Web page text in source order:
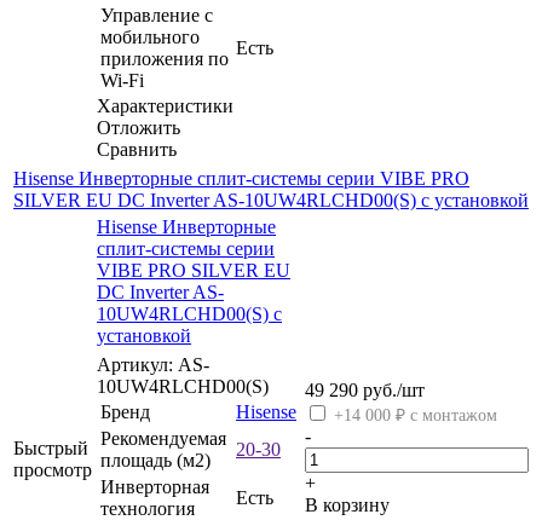
Управление c
мобильного
приложения по
Wi-Fi
Есть
Характеристики
Отложить
Сравнить
Hisense Инверторные сплит-системы серии VIBE PRO
SILVER EU DC Inverter AS-10UW4RLCHD00(S) с установкой
Быстрый
просмотр
Hisense Инверторные
сплит-системы серии
VIBE PRO SILVER EU
DC Inverter AS-
10UW4RLCHD00(S) с
установкой
Артикул: AS-
10UW4RLCHD00(S)
Бренд
Hisense
Рекомендуемая
площадь (м2)
20-30
Инверторная
технология
Есть
49 290 руб./шт
+14 000 ₽ с монтажом
-
+
В корзину